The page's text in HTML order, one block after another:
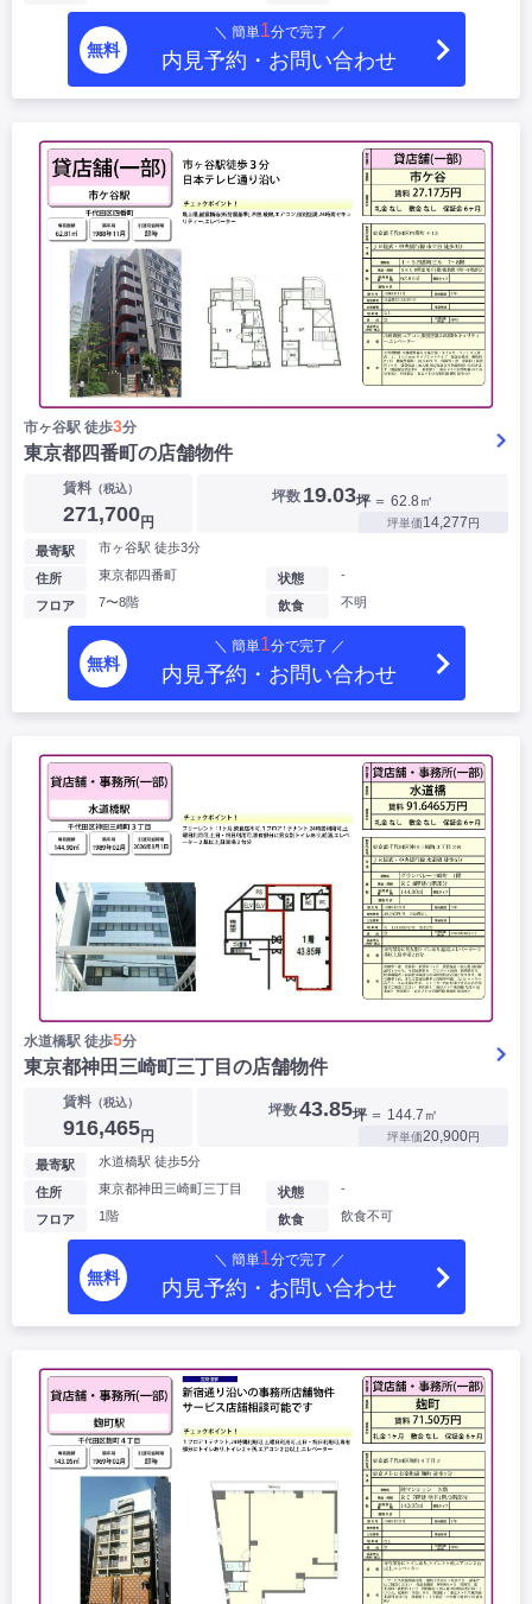
無料
＼ 簡単1分で完了 ／
内見予約・お問い合わせ
市ヶ谷駅 徒歩3分
東京都四番町の店舗物件
賃料（税込）
271,700円
坪数 19.03坪 ＝ 62.8㎡
坪単価14,277円
最寄駅 市ヶ谷駅 徒歩3分
住所 東京都四番町
フロア 7〜8階
状態 -
飲食 不明
無料
＼ 簡単1分で完了 ／
内見予約・お問い合わせ
水道橋駅 徒歩5分
東京都神田三崎町三丁目の店舗物件
賃料（税込）
916,465円
坪数43.85坪 ＝ 144.7㎡
坪単価20,900円
最寄駅 水道橋駅 徒歩5分
住所 東京都神田三崎町三丁目
フロア 1階
状態 -
飲食 飲食不可
無料
＼ 簡単1分で完了 ／
内見予約・お問い合わせ